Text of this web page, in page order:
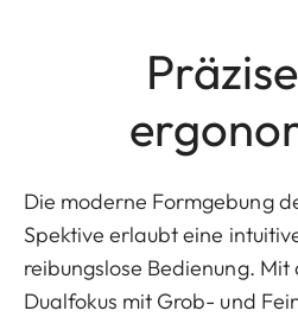
Die moderne Formgebung
Spektive erlaubt eine
reibungslose Bedienung.
Dualfokus mit Grob- und